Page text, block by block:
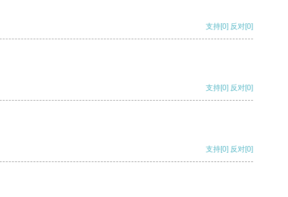
支持[0] 反对[0]
支持[0] 反对[0]
支持[0] 反对[0]